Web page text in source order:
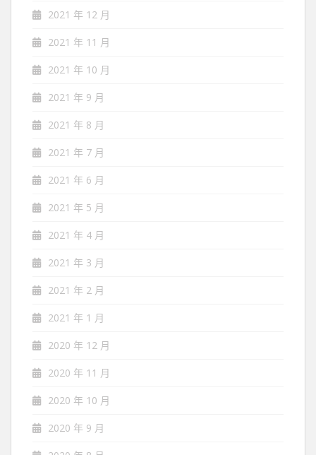
2021 年 12 月
2021 年 11 月
2021 年 10 月
2021 年 9 月
2021 年 8 月
2021 年 7 月
2021 年 6 月
2021 年 5 月
2021 年 4 月
2021 年 3 月
2021 年 2 月
2021 年 1 月
2020 年 12 月
2020 年 11 月
2020 年 10 月
2020 年 9 月